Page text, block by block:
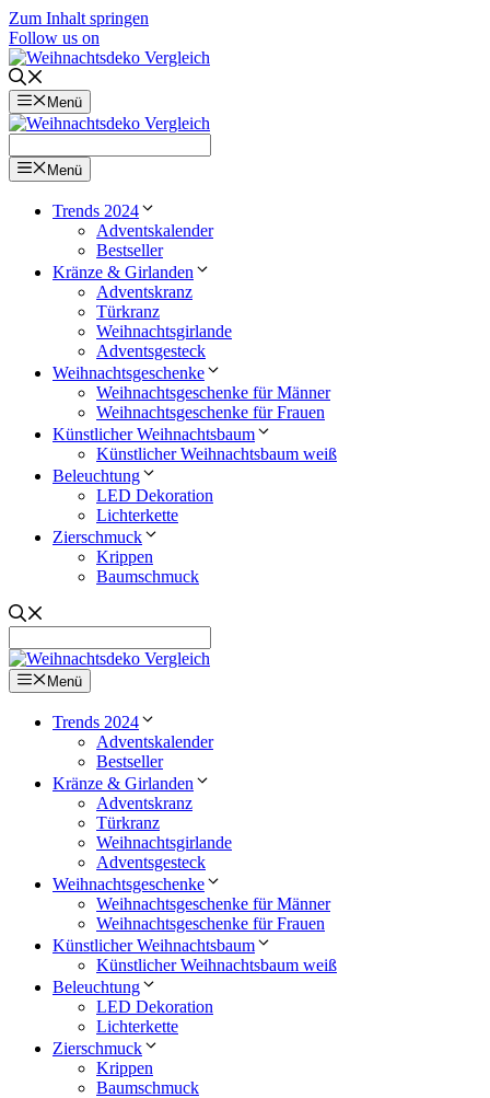
Zum Inhalt springen
Follow us on
Menü
Menü
Trends 2024
Adventskalender
Bestseller
Kränze & Girlanden
Adventskranz
Türkranz
Weihnachtsgirlande
Adventsgesteck
Weihnachtsgeschenke
Weihnachtsgeschenke für Männer
Weihnachtsgeschenke für Frauen
Künstlicher Weihnachtsbaum
Künstlicher Weihnachtsbaum weiß
Beleuchtung
LED Dekoration
Lichterkette
Zierschmuck
Krippen
Baumschmuck
Menü
Trends 2024
Adventskalender
Bestseller
Kränze & Girlanden
Adventskranz
Türkranz
Weihnachtsgirlande
Adventsgesteck
Weihnachtsgeschenke
Weihnachtsgeschenke für Männer
Weihnachtsgeschenke für Frauen
Künstlicher Weihnachtsbaum
Künstlicher Weihnachtsbaum weiß
Beleuchtung
LED Dekoration
Lichterkette
Zierschmuck
Krippen
Baumschmuck